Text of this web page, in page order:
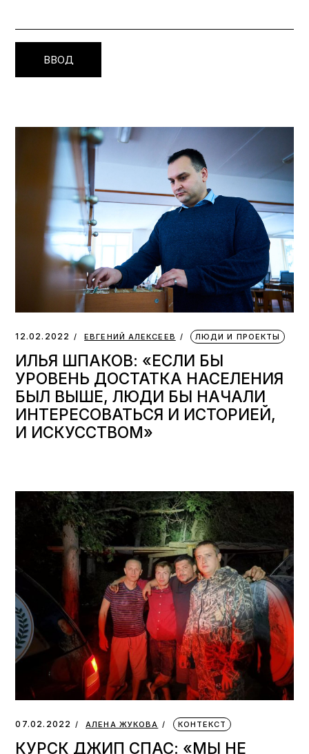
12.02.2022 ЕВГЕНИЙ АЛЕКСЕЕВ ЛЮДИ И ПРОЕКТЫ
ИЛЬЯ ШПАКОВ: «ЕСЛИ БЫ
УРОВЕНЬ ДОСТАТКА НАСЕЛЕНИЯ
БЫЛ ВЫШЕ, ЛЮДИ БЫ НАЧАЛИ
ИНТЕРЕСОВАТЬСЯ И ИСТОРИЕЙ,
И ИСКУССТВОМ»
07.02.2022 АЛЕНА ЖУКОВА КОНТЕКСТ
КУРСК ДЖИП СПАС: «МЫ НЕ